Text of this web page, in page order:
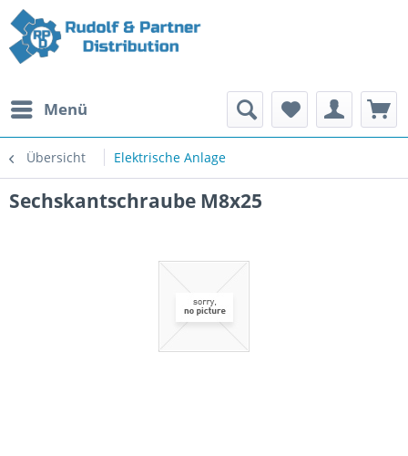
Menü
Übersicht Elektrische Anlage
Sechskantschraube M8x25